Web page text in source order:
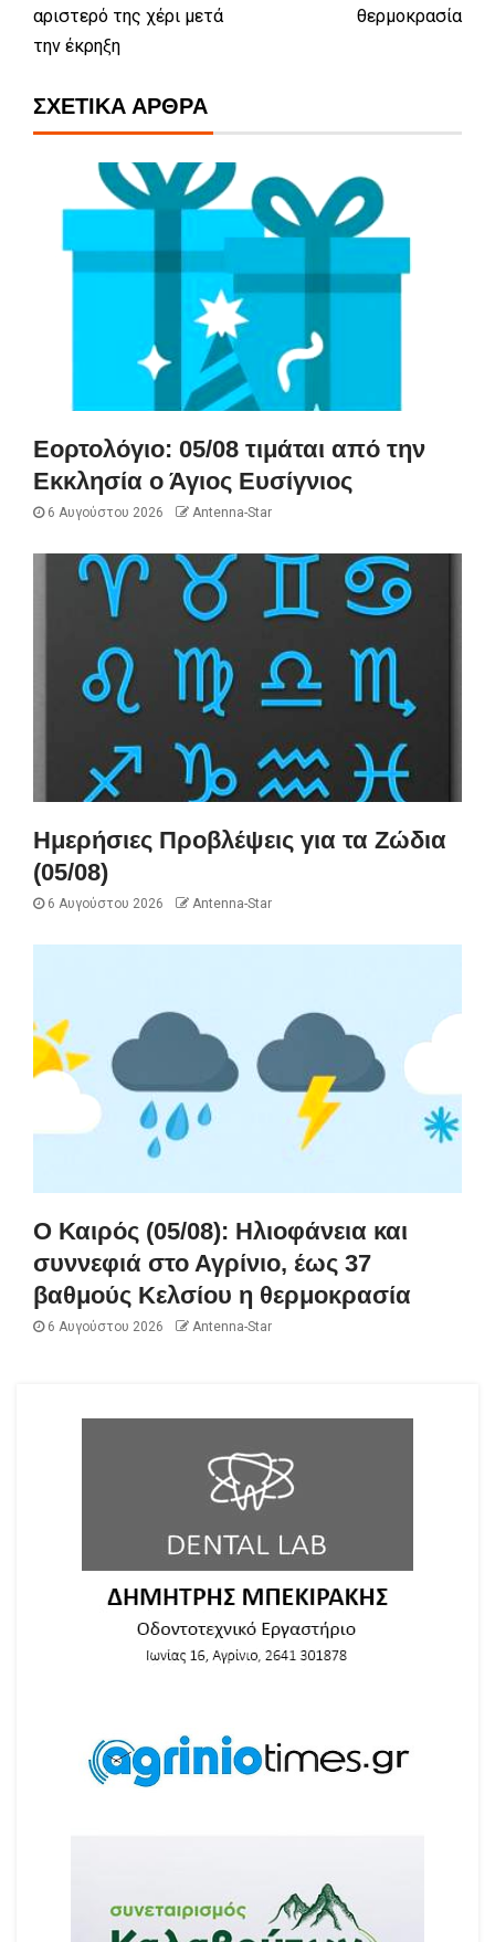
αριστερό της χέρι μετά
την έκρηξη
θερμοκρασία
ΣΧΕΤΙΚΆ ΆΡΘΡΑ
Εορτολόγιο: 05/08 τιμάται από την
Εκκλησία ο Άγιος Ευσίγνιος
6 Αυγούστου 2026 Antenna-Star
Ημερήσιες Προβλέψεις για τα Ζώδια
(05/08)
6 Αυγούστου 2026 Antenna-Star
Ο Καιρός (05/08): Ηλιοφάνεια και
συννεφιά στο Αγρίνιο, έως 37
βαθμούς Κελσίου η θερμοκρασία
6 Αυγούστου 2026 Antenna-Star